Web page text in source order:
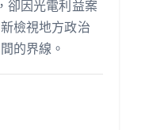
卻因光電利益案
檢視地方政治
的界線。